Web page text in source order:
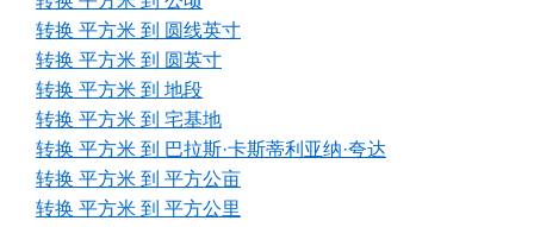
转换 平方米 到 圆线英寸
转换 平方米 到 圆英寸
转换 平方米 到 地段
转换 平方米 到 宅基地
转换 平方米 到 巴拉斯·卡斯蒂利亚纳·夸达
转换 平方米 到 平方公亩
转换 平方米 到 平方公里